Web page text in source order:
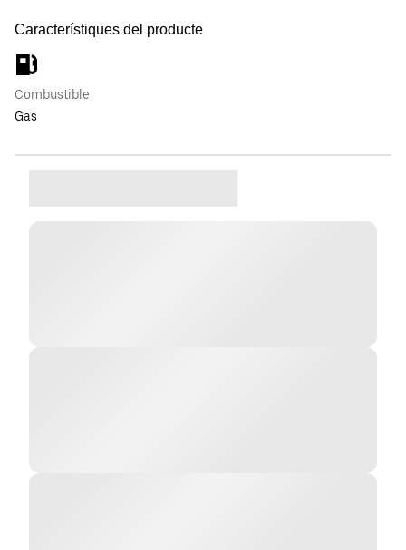
Característiques del producte
Combustible
Gas